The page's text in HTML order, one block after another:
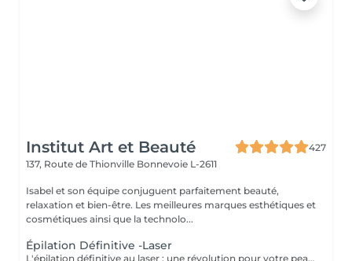
Institut Art et Beauté
427
137, Route de Thionville Bonnevoie L-2611
Isabel et son équipe conjuguent parfaitement beauté,
relaxation et bien-être. Les meilleures marques esthétiques et
cosmétiques ainsi que la technolo...
Épilation Définitive -Laser
L'épilation définitive au laser : une révolution pour votre peau ! Avec notre technologie avancée Pulse Laser , offrez-vous investissement dans votre confort et votre beauté . Les avantages de l'épilation définitive : -Une méthode douce et indolore. -Résultats durables. -Adaptée à tous les types de peau. -Gain de temps et praticité. -Rapidité et efficacité. -Calculer 6 séance es par zone. Révéler votre beauté naturelle ! Votre bien-être est notre priorité.